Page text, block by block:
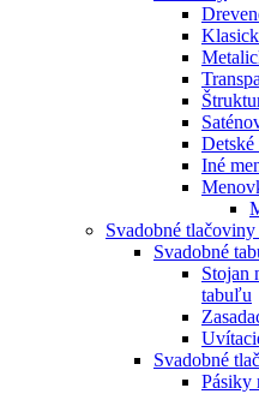
Iné
Svadobné tlačoviny
Svadobné
Stojan
tabuľu
Svadobné
Pásiky